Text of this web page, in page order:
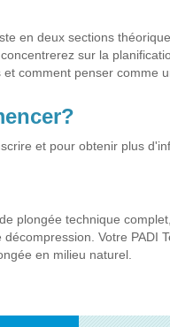
en deux sections
sur la
comment penser comme
et pour obtenir plus
plongée technique
Votre PADI
en milieu naturel.